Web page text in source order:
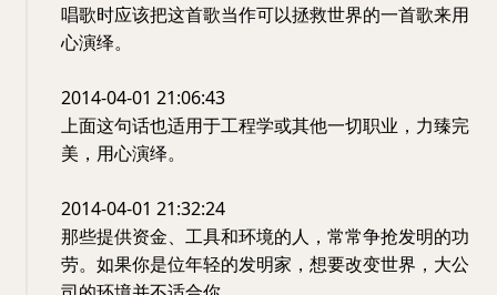
唱歌时应该把这首歌当作可以拯救世界的一首歌来用
心演绎。
2014-04-01 21:06:43
上面这句话也适用于工程学或其他一切职业，力臻完
美，用心演绎。
2014-04-01 21:32:24
那些提供资金、工具和环境的人，常常争抢发明的功
劳。如果你是位年轻的发明家，想要改变世界，大公